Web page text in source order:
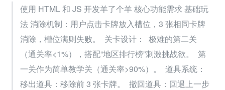
使用 HTML 和 JS 开发羊了个羊 核心功能需求 基础玩
法 消除机制：用户点击卡牌放入槽位，3 张相同卡牌
消除，槽位满则失败。  关卡设计：  极难的第二关
（通关率<1%），搭配“地区排行榜”刺激挑战欲。  第
一关作为简单教学关（通关率>90%）。  道具系统：
移出道具：移除前 3 张卡牌。  撤回道具：回退上一步